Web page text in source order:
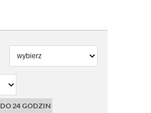
DO 24 GODZIN